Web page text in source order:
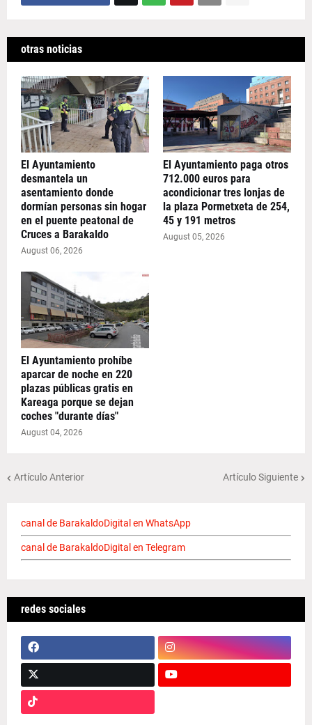
otras noticias
El Ayuntamiento
desmantela un
asentamiento donde
dormían personas sin hogar
en el puente peatonal de
Cruces a Barakaldo
August 06, 2026
El Ayuntamiento paga otros
712.000 euros para
acondicionar tres lonjas de
la plaza Pormetxeta de 254,
45 y 191 metros
August 05, 2026
El Ayuntamiento prohíbe
aparcar de noche en 220
plazas públicas gratis en
Kareaga porque se dejan
coches "durante días"
August 04, 2026
Artículo Anterior Artículo Siguiente
canal de BarakaldoDigital en WhatsApp
canal de BarakaldoDigital en Telegram
redes sociales